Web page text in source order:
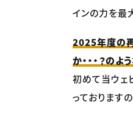
インの力を最
2025年度の再
か・・・？の
初めて当ウェ
っております